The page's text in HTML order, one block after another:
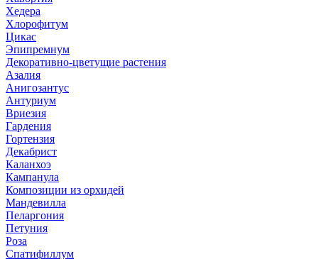
Хедера
Хлорофитум
Цикас
Эпипремнум
Декоративно-цветущие растения
Азалия
Анигозантус
Антуриум
Вриезия
Гардения
Гортензия
Декабрист
Каланхоэ
Кампанула
Композиции из орхидей
Мандевилла
Пеларгония
Петуния
Роза
Спатифиллум